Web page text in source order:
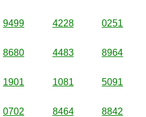
9499 4228 0251
8680 4483 8964
1901 1081 5091
0702 8464 8842